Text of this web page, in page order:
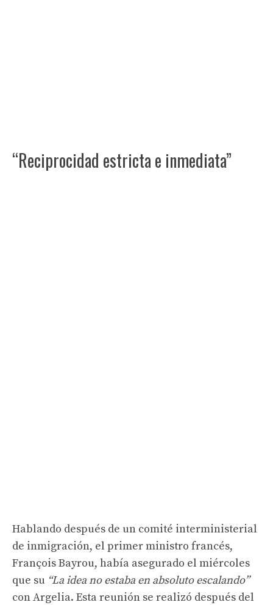
“Reciprocidad estricta e inmediata”
Hablando después de un comité interministerial
de inmigración, el primer ministro francés,
François Bayrou, había asegurado el miércoles
que su “La idea no estaba en absoluto escalando”
con Argelia. Esta reunión se realizó después del